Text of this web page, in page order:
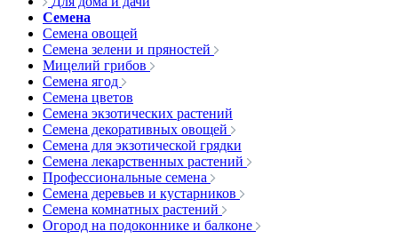
Семена
Семена овощей
Семена зелени и пряностей
Мицелий грибов
Семена ягод
Семена цветов
Семена экзотических растений
Семена декоративных овощей
Семена для экзотической грядки
Семена лекарственных растений
Профессиональные семена
Семена деревьев и кустарников
Семена комнатных растений
Огород на подоконнике и балконе